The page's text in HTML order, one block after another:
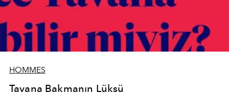
HOMMES
Tavana Bakmanın Lüksü